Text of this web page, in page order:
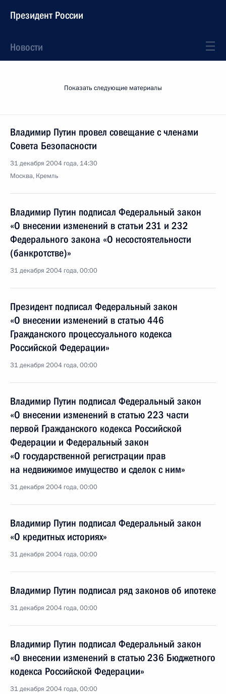
Президент России
Новости
Показать следующие материалы
Владимир Путин провел совещание с членами
Совета Безопасности
31 декабря 2004 года, 14:30
Москва, Кремль
Владимир Путин подписал Федеральный закон
«О внесении изменений в статьи 231 и 232
Федерального закона «О несостоятельности
(банкротстве)»
31 декабря 2004 года, 00:00
Президент подписал Федеральный закон
«О внесении изменений в статью 446
Гражданского процессуального кодекса
Российской Федерации»
31 декабря 2004 года, 00:00
Владимир Путин подписал Федеральный закон
«О внесении изменений в статью 223 части
первой Гражданского кодекса Российской
Федерации и Федеральный закон
«О государственной регистрации прав
на недвижимое имущество и сделок с ним»
31 декабря 2004 года, 00:00
Владимир Путин подписал Федеральный закон
«О кредитных историях»
31 декабря 2004 года, 00:00
Владимир Путин подписал ряд законов об ипотеке
31 декабря 2004 года, 00:00
Владимир Путин подписал Федеральный закон
«О внесении изменений в статью 236 Бюджетного
кодекса Российской Федерации»
31 декабря 2004 года, 00:00